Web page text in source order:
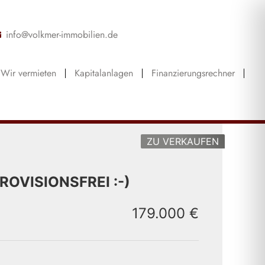
info@volkmer-immobilien.de
Wir vermieten Kapitalanlagen Finanzierungsrechner
ZU VERKAUFEN
:-)
179.000 €